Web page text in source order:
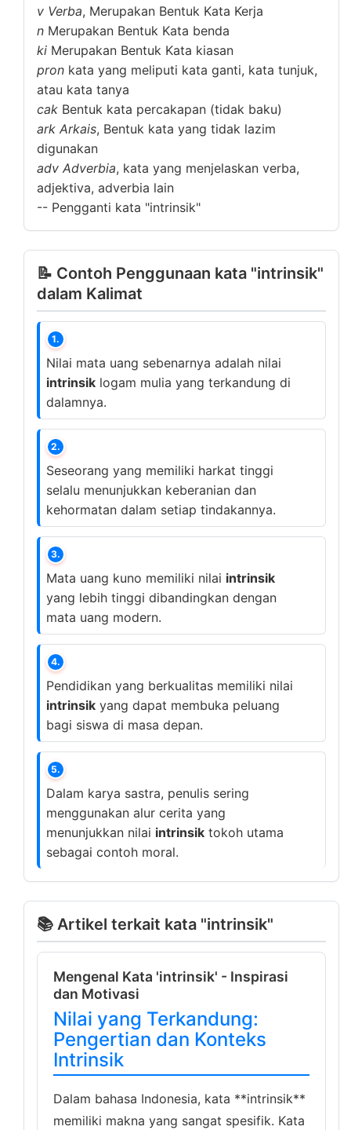
v Verba, Merupakan Bentuk Kata Kerja
n Merupakan Bentuk Kata benda
ki Merupakan Bentuk Kata kiasan
pron kata yang meliputi kata ganti, kata tunjuk,
atau kata tanya
cak Bentuk kata percakapan (tidak baku)
ark Arkais, Bentuk kata yang tidak lazim
digunakan
adv Adverbia, kata yang menjelaskan verba,
adjektiva, adverbia lain
-- Pengganti kata "intrinsik"
📝 Contoh Penggunaan kata "intrinsik"
dalam Kalimat
1.
Nilai mata uang sebenarnya adalah nilai
intrinsik logam mulia yang terkandung di
dalamnya.
2.
Seseorang yang memiliki harkat tinggi
selalu menunjukkan keberanian dan
kehormatan dalam setiap tindakannya.
3.
Mata uang kuno memiliki nilai intrinsik
yang lebih tinggi dibandingkan dengan
mata uang modern.
4.
Pendidikan yang berkualitas memiliki nilai
intrinsik yang dapat membuka peluang
bagi siswa di masa depan.
5.
Dalam karya sastra, penulis sering
menggunakan alur cerita yang
menunjukkan nilai intrinsik tokoh utama
sebagai contoh moral.
📚 Artikel terkait kata "intrinsik"
Mengenal Kata 'intrinsik' - Inspirasi
dan Motivasi
Nilai yang Terkandung:
Pengertian dan Konteks
Intrinsik
Dalam bahasa Indonesia, kata **intrinsik**
memiliki makna yang sangat spesifik. Kata